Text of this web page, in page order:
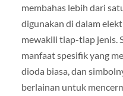
membahas lebih dari
digunakan di dalam
mewakili tiap-tiap jenis.
manfaat spesifik yang
dioda biasa, dan
berlainan untuk